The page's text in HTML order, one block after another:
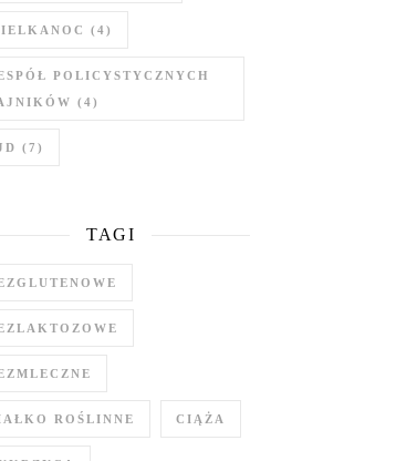
(4)
POLICYSTYCZNYCH
(4)
(7)
TAGI
ROŚLINNE CIĄŻA